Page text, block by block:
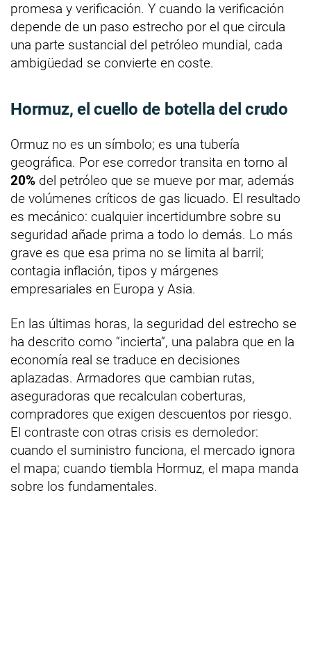
promesa y verificación. Y cuando la verificación
depende de un paso estrecho por el que circula
una parte sustancial del petróleo mundial, cada
ambigüedad se convierte en coste.
Hormuz, el cuello de botella del crudo
Ormuz no es un símbolo; es una tubería
geográfica. Por ese corredor transita en torno al
20% del petróleo que se mueve por mar, además
de volúmenes críticos de gas licuado. El resultado
es mecánico: cualquier incertidumbre sobre su
seguridad añade prima a todo lo demás. Lo más
grave es que esa prima no se limita al barril;
contagia inflación, tipos y márgenes
empresariales en Europa y Asia.
En las últimas horas, la seguridad del estrecho se
ha descrito como “incierta”, una palabra que en la
economía real se traduce en decisiones
aplazadas. Armadores que cambian rutas,
aseguradoras que recalculan coberturas,
compradores que exigen descuentos por riesgo.
El contraste con otras crisis es demoledor:
cuando el suministro funciona, el mercado ignora
el mapa; cuando tiembla Hormuz, el mapa manda
sobre los fundamentales.